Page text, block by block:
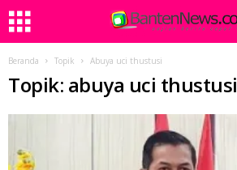
Beranda Topik Abuya uci thustusi
Topik: abuya uci thustusi